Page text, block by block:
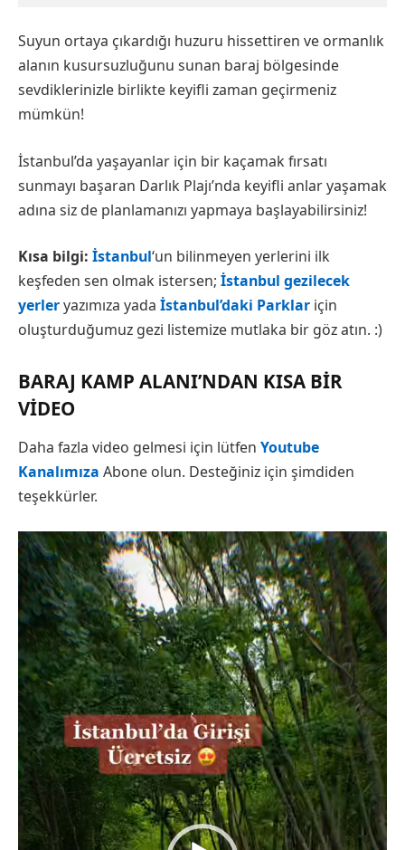
Suyun ortaya çıkardığı huzuru hissettiren ve ormanlık
alanın kusursuzluğunu sunan baraj bölgesinde
sevdiklerinizle birlikte keyifli zaman geçirmeniz
mümkün!
İstanbul’da yaşayanlar için bir kaçamak fırsatı
sunmayı başaran Darlık Plajı’nda keyifli anlar yaşamak
adına siz de planlamanızı yapmaya başlayabilirsiniz!
Kısa bilgi: İstanbul‘un bilinmeyen yerlerini ilk
keşfeden sen olmak istersen; İstanbul gezilecek
yerleryazımıza yada İstanbul’daki Parklar için
oluşturduğumuz gezi listemize mutlaka bir göz atın. :)
BARAJ KAMP ALANI’NDAN KISA BIR
VIDEO
Daha fazla video gelmesi için lütfen Youtube
Kanalımıza Abone olun. Desteğiniz için şimdiden
teşekkürler.
Video
oynatıcı